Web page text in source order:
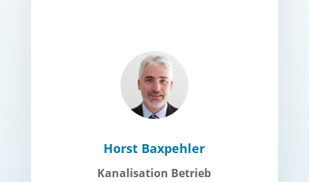
Horst Baxpehler
Kanalisation Betrieb